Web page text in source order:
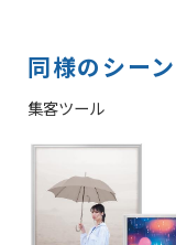
同様のシーン
集客ツール